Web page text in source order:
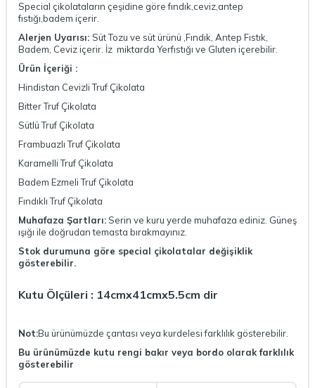
Special çikolataların çeşidine göre fındık,ceviz,antep
fıstığı,badem içerir.
Alerjen Uyarısı: Süt Tozu ve süt ürünü ,Fındık, Antep Fıstık,
Badem, Ceviz içerir. İz miktarda Yerfıstığı ve Gluten içerebilir.
Ürün İçeriği :
Hindistan Cevizli Truf Çikolata
Bitter Truf Çikolata
Sütlü Truf Çikolata
Frambuazlı Truf Çikolata
Karamelli Truf Çikolata
Badem Ezmeli Truf Çikolata
Fındıklı Truf Çikolata
Muhafaza Şartları: Serin ve kuru yerde muhafaza ediniz. Güneş
ışığı ile doğrudan temasta bırakmayınız.
Stok durumuna göre special çikolatalar değişiklik
gösterebilir.
Kutu Ölçüleri : 14cmx41cmx5.5cm dir
Not:Bu ürünümüzde çantası veya kurdelesi farklılık gösterebilir.
Bu ürünümüzde kutu rengi bakır veya bordo olarak farklılık
gösterebilir